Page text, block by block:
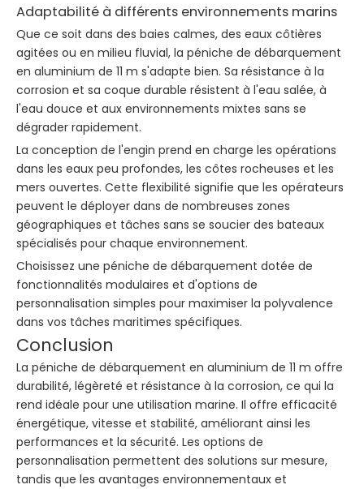
Adaptabilité à différents environnements marins
Que ce soit dans des baies calmes, des eaux côtières
agitées ou en milieu fluvial, la péniche de débarquement
en aluminium de 11 m s'adapte bien. Sa résistance à la
corrosion et sa coque durable résistent à l'eau salée, à
l'eau douce et aux environnements mixtes sans se
dégrader rapidement.
La conception de l'engin prend en charge les opérations
dans les eaux peu profondes, les côtes rocheuses et les
mers ouvertes. Cette flexibilité signifie que les opérateurs
peuvent le déployer dans de nombreuses zones
géographiques et tâches sans se soucier des bateaux
spécialisés pour chaque environnement.
Choisissez une péniche de débarquement dotée de
fonctionnalités modulaires et d'options de
personnalisation simples pour maximiser la polyvalence
dans vos tâches maritimes spécifiques.
Conclusion
La péniche de débarquement en aluminium de 11 m offre
durabilité, légèreté et résistance à la corrosion, ce qui la
rend idéale pour une utilisation marine. Il offre efficacité
énergétique, vitesse et stabilité, améliorant ainsi les
performances et la sécurité. Les options de
personnalisation permettent des solutions sur mesure,
tandis que les avantages environnementaux et